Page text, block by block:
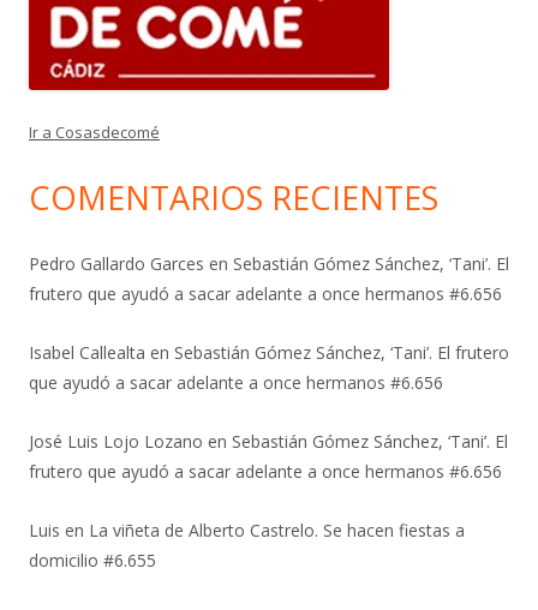
Ir a Cosasdecomé
COMENTARIOS RECIENTES
Pedro Gallardo Garces en Sebastián Gómez Sánchez, ‘Tani’. El
frutero que ayudó a sacar adelante a once hermanos #6.656
Isabel Callealta en Sebastián Gómez Sánchez, ‘Tani’. El frutero
que ayudó a sacar adelante a once hermanos #6.656
José Luis Lojo Lozano en Sebastián Gómez Sánchez, ‘Tani’. El
frutero que ayudó a sacar adelante a once hermanos #6.656
Luis en La viñeta de Alberto Castrelo. Se hacen fiestas a
domicilio #6.655